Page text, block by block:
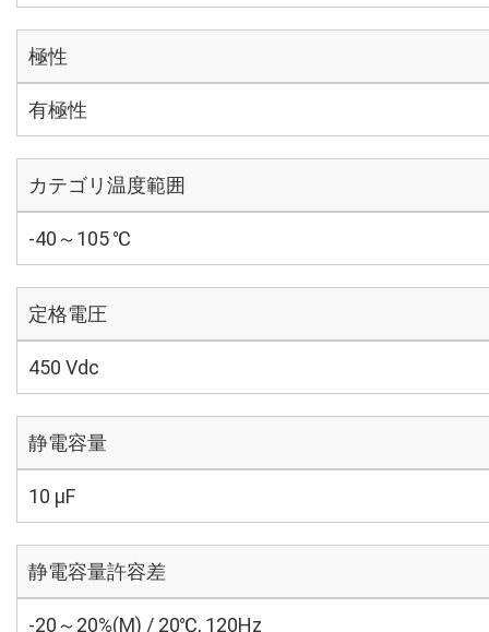
極性
有極性
カテゴリ温度範囲
-40～105 ℃
定格電圧
450 Vdc
静電容量
10 µF
静電容量許容差
-20～20%(M) / 20℃, 120Hz